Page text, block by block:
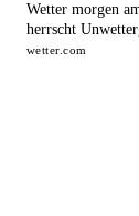
Wetter morgen
herrscht
wetter.com